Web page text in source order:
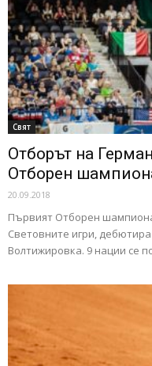
Свят
Отборът на
Отборен
20.09.2018
Първият Отборен
Световните игри,
Волтижировка. 9 нации се